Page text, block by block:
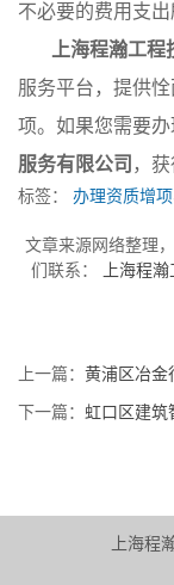
不必要的费用支
上海程瀚工
服务平台，提供
项。如果您需要
服务有限公司 ，
标签： 办理资质增项
文章来源网络整理
们联系：
上海程
上一篇： 黄浦区冶金
下一篇： 虹口区建筑
上海程